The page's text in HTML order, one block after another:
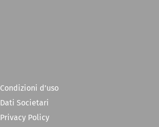
Condizioni d’uso
Dati Societari
Privacy Policy